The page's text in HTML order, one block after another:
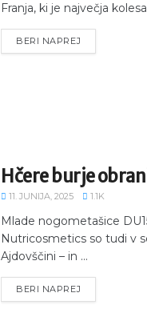
Franja, ki je največja
BERI NAPREJ
Hčere burje
11. JUNIJA, 2025 1.1K
Mlade nogometašice
Nutricosmetics so tudi v
Ajdovščini – in ...
BERI NAPREJ